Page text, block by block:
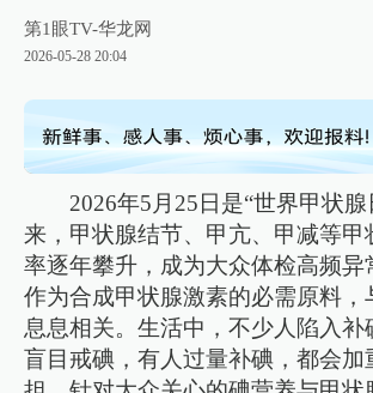
第1眼TV-华龙网
2026-05-28 20:04
2026年5月25日是“世界甲状
来，甲状腺结节、甲亢、甲减等甲
率逐年攀升，成为大众体检高频异
作为合成甲状腺激素的必需原料，
息息相关。生活中，不少人陷入补
盲目戒碘，有人过量补碘，都会加